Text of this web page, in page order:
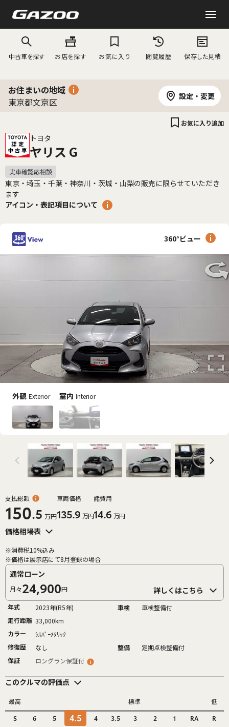
中古車を探す お店を探す お気に入り 閲覧履歴 保存した見積
お住まいの地域
東京都文京区
設定・変更
トヨタ
ヤリス G
お気に入り追加
東京・埼玉・千葉・神奈川・茨城・山梨の販売に限らせていただき
ます
アイコン・表記項目について
360°ビュー
外観 Exterior 室内 Interior
支払総額
150.5 万円
車両価格
135.9 万円
諸費用
14.6 万円
価格相場表
※消費税10%込み
※価格は展示店にて8月登録の場合
通常ローン
月々24,900円 詳しくはこちら
年式 2023年(R5年) 車検
車検整備付
走行距離 33,000km
カラー
ｼﾙﾊﾞｰﾒﾀﾘｯｸ
修復歴
なし 整備
定期点検整備付
保証
ロングラン保証付
このクルマの評価点
最高 標準 低
S 6 5 4.5 4 3.5 3 2 1 RA R